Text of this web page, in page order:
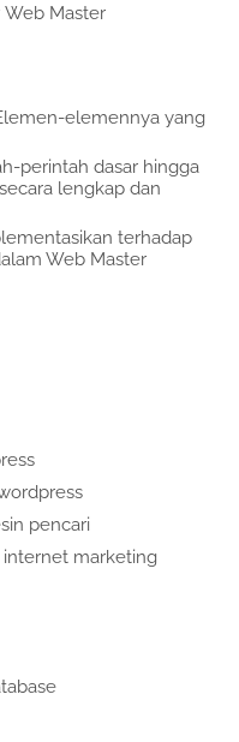
Web Master
elemennya yang
perintah dasar hingga
lengkap dan
terhadap
Web Master
pencari
marketing